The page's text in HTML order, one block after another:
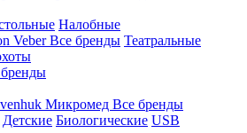
Налобные
VeberВсе бренды Театральные
Микромед Все бренды
Детские Биологические USB